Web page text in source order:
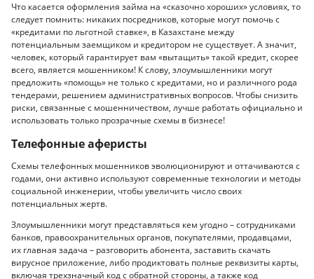
Что касается оформления займа на «сказочно хороших» условиях, то
следует помнить: никаких посредников, которые могут помочь с
«кредитами по льготной ставке», в Казахстане между
потенциальным заемщиком и кредитором не существует. А значит,
человек, который гарантирует вам «вытащить» такой кредит, скорее
всего, является мошенником! К слову, злоумышленники могут
предложить «помощь» не только с кредитами, но и различного рода
тендерами, решением административных вопросов. Чтобы снизить
риски, связанные с мошенничеством, лучше работать официально и
использовать только прозрачные схемы в бизнесе!
Телефонные аферисты
Схемы телефонных мошенников эволюционируют и оттачиваются с
годами, они активно используют современные технологии и методы
социальной инженерии, чтобы увеличить число своих
потенциальных жертв.
Злоумышленники могут представляться кем угодно – сотрудниками
банков, правоохранительных органов, покупателями, продавцами,
их главная задача – разговорить абонента, заставить скачать
вирусное приложение, либо продиктовать полные реквизиты карты,
включая трехзначный код с обратной стороны, а также код